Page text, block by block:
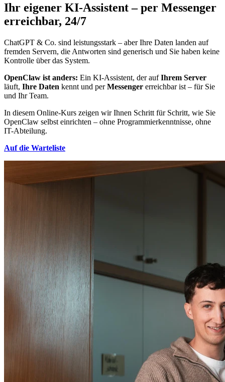
Ihr eigener KI-Assistent – per Messenger
erreichbar, 24/7
ChatGPT & Co. sind leistungsstark – aber Ihre Daten landen auf
fremden Servern, die Antworten sind generisch und Sie haben keine
Kontrolle über das System.
OpenClaw ist anders: Ein KI-Assistent, der aufIhrem Server
läuft, Ihre Daten kennt und perMessenger erreichbar ist – für Sie
und Ihr Team.
In diesem Online-Kurs zeigen wir Ihnen Schritt für Schritt, wie Sie
OpenClaw selbst einrichten – ohne Programmierkenntnisse, ohne
IT-Abteilung.
Auf die Warteliste